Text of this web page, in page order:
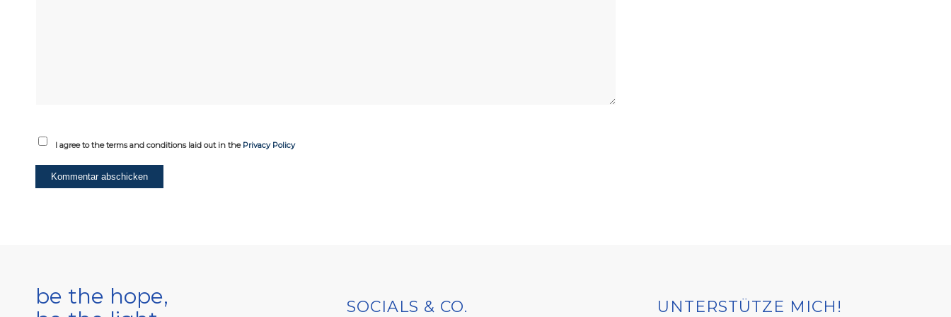
I agree to the terms and conditions laid out in the Privacy Policy
be the hope,
SOCIALS & CO. UNTERSTÜTZE MICH!